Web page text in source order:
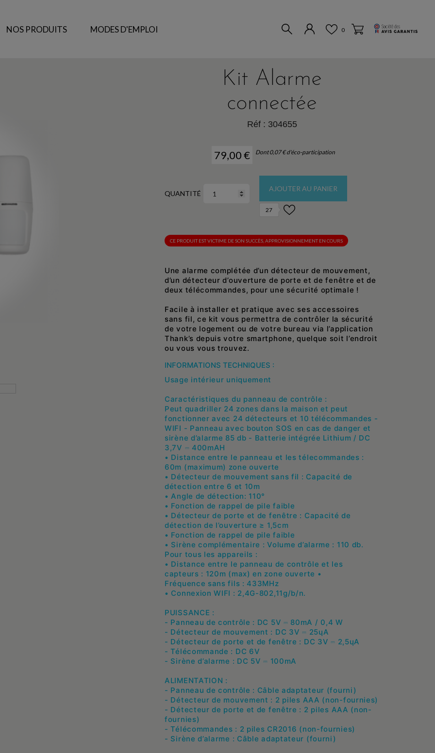
NOS PRODUITS MODES D'EMPLOI 0
Kit Alarme
connectée
Réf : 304655
79,00 € Dont 0,07 € d'éco-participation
QUANTITÉ
AJOUTER AU PANIER
27
CE PRODUIT EST VICTIME DE SON SUCCÈS, APPROVISIONNEMENT EN COURS
Une alarme complétée d’un détecteur de mouvement,
d’un détecteur d’ouverture de porte et de fenêtre et de
deux télécommandes, pour une sécurité optimale !
Facile à installer et pratique avec ses accessoires
sans fil, ce kit vous permettra de contrôler la sécurité
de votre logement ou de votre bureau via l’application
Thank’s depuis votre smartphone, quelque soit l’endroit
ou vous vous trouvez.
INFORMATIONS TECHNIQUES :
Usage intérieur uniquement
Caractéristiques du panneau de contrôle :
Peut quadriller 24 zones dans la maison et peut
fonctionner avec 24 détecteurs et 10 télécommandes -
WIFI - Panneau avec bouton SOS en cas de danger et
sirène d’alarme 85 db - Batterie intégrée Lithium / DC
3,7V ⎓ 400mAH
• Distance entre le panneau et les télecommandes :
60m (maximum) zone ouverte
• Détecteur de mouvement sans fil : Capacité de
détection entre 6 et 10m
• Angle de détection: 110°
• Fonction de rappel de pile faible
• Détecteur de porte et de fenêtre : Capacité de
détection de l’ouverture ≥ 1,5cm
• Fonction de rappel de pile faible
• Sirène complémentaire : Volume d’alarme : 110 db.
Pour tous les appareils :
• Distance entre le panneau de contrôle et les
capteurs : 120m (max) en zone ouverte •
Fréquence sans fils : 433MHz
• Connexion WIFI : 2,4G-802,11g/b/n.
PUISSANCE :
- Panneau de contrôle : DC 5V ⎓ 80mA / 0,4 W
- Détecteur de mouvement : DC 3V ⎓ 25ɥA
- Détecteur de porte et de fenêtre : DC 3V ⎓ 2,5ɥA
- Télécommande : DC 6V
- Sirène d’alarme : DC 5V ⎓ 100mA
ALIMENTATION :
- Panneau de contrôle : Câble adaptateur (fourni)
- Détecteur de mouvement : 2 piles AAA (non-fournies)
- Détecteur de porte et de fenêtre : 2 piles AAA (non-
fournies)
- Télécommandes : 2 piles CR2016 (non-fournies)
- Sirène d’alarme : Câble adaptateur (fourni)